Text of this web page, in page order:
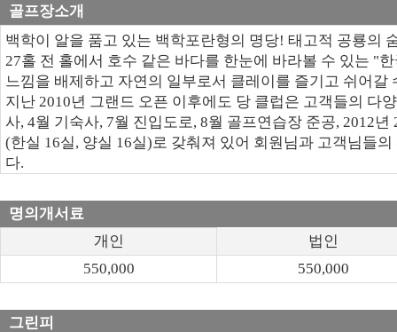
골프장소개
백학이 알을 품고 있는 백학포란형의 명당! 태고적 공룡의
27홀 전 홀에서 호수 같은 바다를 한눈에 바라볼 수 있는 "
느낌을 배제하고 자연의 일부로서 클레이를 즐기고 쉬어갈
지난 2010년 그랜드 오픈 이후에도 당 클럽은 고객들의 다
사, 4월 기숙사, 7월 진입도로, 8월 골프연습장 준공, 2012
(한실 16실, 양실 16실)로 갖춰져 있어 회원님과 고객님들
다.
명의개서료
개인
법인
550,000
550,000
그린피